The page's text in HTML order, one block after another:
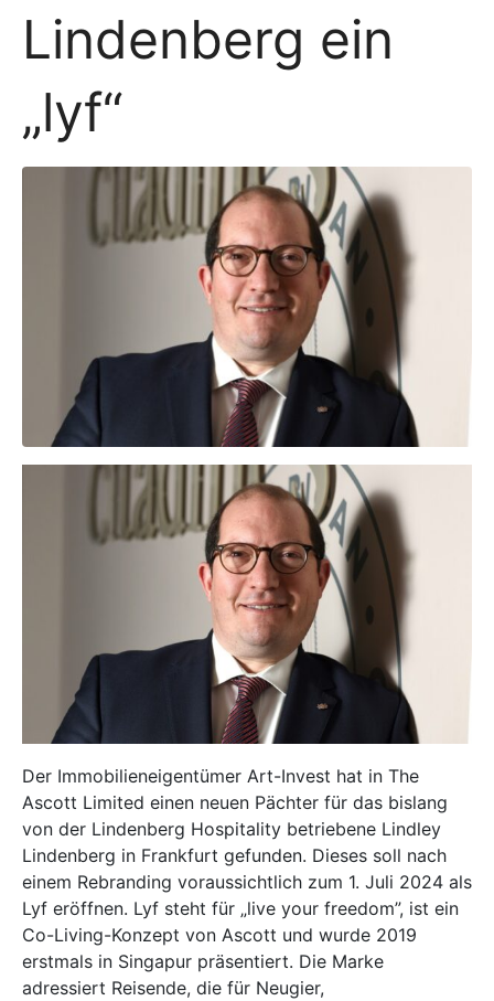
Lindenberg ein
„lyf“
Der Immobilieneigentümer Art-Invest hat in The
Ascott Limited einen neuen Pächter für das bislang
von der Lindenberg Hospitality betriebene Lindley
Lindenberg in Frankfurt gefunden. Dieses soll nach
einem Rebranding voraussichtlich zum 1. Juli 2024 als
Lyf eröffnen. Lyf steht für „live your freedom”, ist ein
Co-Living-Konzept von Ascott und wurde 2019
erstmals in Singapur präsentiert. Die Marke
adressiert Reisende, die für Neugier,